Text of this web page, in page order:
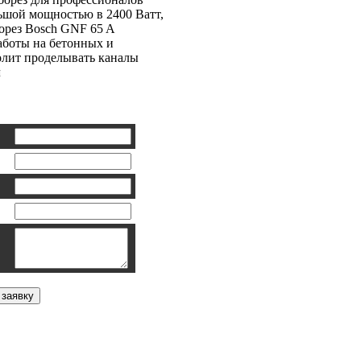
мощностью в 2400 Ватт,
Bosch GNF 65 A
на бетонных и
проделывать каналы